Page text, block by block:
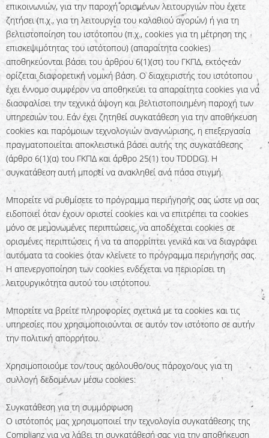
επικοινωνιών, για την παροχή ορισμένων λειτουργιών που έχετε
ζητήσει (π.χ., για τη λειτουργία του καλαθιού αγορών) ή για τη
βελτιστοποίηση του ιστότοπου (π.χ., cookies για τη μέτρηση της
επισκεψιμότητας του ιστότοπου) (απαραίτητα cookies)
αποθηκεύονται βάσει του άρθρου 6(1)(στ) του ΓΚΠΔ, εκτός εάν
ορίζεται διαφορετική νομική βάση. Ο διαχειριστής του ιστότοπου
έχει έννομο συμφέρον να αποθηκεύει τα απαραίτητα cookies για να
διασφαλίσει την τεχνικά άψογη και βελτιστοποιημένη παροχή των
υπηρεσιών του. Εάν έχει ζητηθεί συγκατάθεση για την αποθήκευση
cookies και παρόμοιων τεχνολογιών αναγνώρισης, η επεξεργασία
πραγματοποιείται αποκλειστικά βάσει αυτής της συγκατάθεσης
(άρθρο 6(1)(α) του ΓΚΠΔ και άρθρο 25(1) του TDDDG). Η
συγκατάθεση αυτή μπορεί να ανακληθεί ανά πάσα στιγμή.
Μπορείτε να ρυθμίσετε το πρόγραμμα περιήγησής σας ώστε να σας
ειδοποιεί όταν έχουν οριστεί cookies και να επιτρέπει τα cookies
μόνο σε μεμονωμένες περιπτώσεις, να αποδέχεται cookies σε
ορισμένες περιπτώσεις ή να τα απορρίπτει γενικά και να διαγράφει
αυτόματα τα cookies όταν κλείνετε το πρόγραμμα περιήγησής σας.
Η απενεργοποίηση των cookies ενδέχεται να περιορίσει τη
λειτουργικότητα αυτού του ιστότοπου.
Μπορείτε να βρείτε πληροφορίες σχετικά με τα cookies και τις
υπηρεσίες που χρησιμοποιούνται σε αυτόν τον ιστότοπο σε αυτήν
την πολιτική απορρήτου.
Χρησιμοποιούμε τον/τους ακόλουθο/ους πάροχο/ους για τη
συλλογή δεδομένων μέσω cookies:
Συγκατάθεση για τη συμμόρφωση
Ο ιστότοπός μας χρησιμοποιεί την τεχνολογία συγκατάθεσης της
Complianz για να λάβει τη συγκατάθεσή σας για την αποθήκευση